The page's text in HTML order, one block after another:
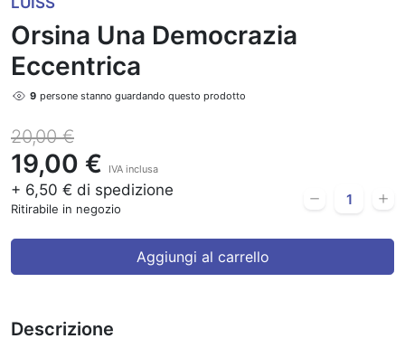
Orsina Una Democrazia
Eccentrica
9 persone stanno guardando questo prodotto
20,00 €
19,00 € IVA inclusa
+ 6,50 € di spedizione
Ritirabile in negozio
Aggiungi al carrello
Descrizione